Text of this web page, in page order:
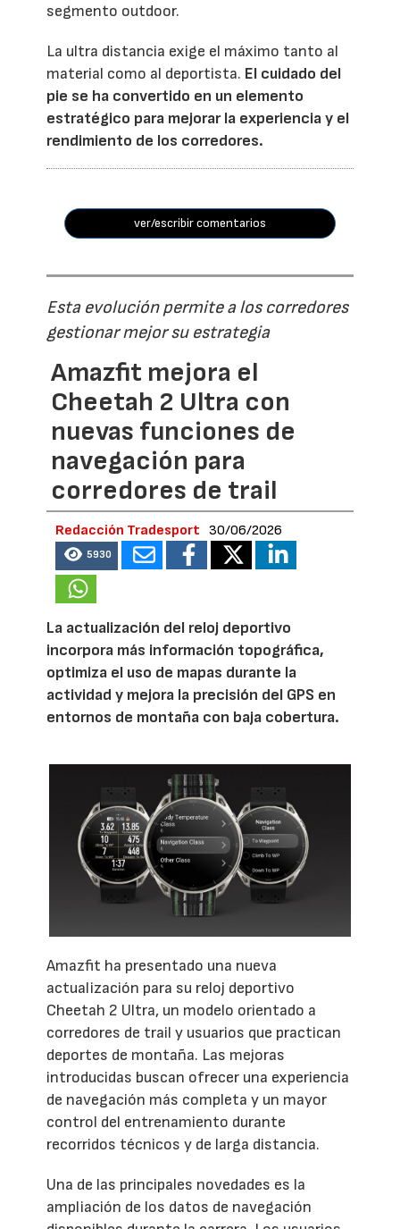
segmento outdoor.
La ultra distancia exige el máximo tanto al
material como al deportista. El cuidado del
pie se ha convertido en un elemento
estratégico para mejorar la experiencia y el
rendimiento de los corredores.
ver/escribir comentarios
Esta evolución permite a los corredores
gestionar mejor su estrategia
Amazfit mejora el
Cheetah 2 Ultra con
nuevas funciones de
navegación para
corredores de trail
Redacción Tradesport 30/06/2026
5930
La actualización del reloj deportivo
incorpora más información topográfica,
optimiza el uso de mapas durante la
actividad y mejora la precisión del GPS en
entornos de montaña con baja cobertura.
Amazfit ha presentado una nueva
actualización para su reloj deportivo
Cheetah 2 Ultra, un modelo orientado a
corredores de trail y usuarios que practican
deportes de montaña. Las mejoras
introducidas buscan ofrecer una experiencia
de navegación más completa y un mayor
control del entrenamiento durante
recorridos técnicos y de larga distancia.
Una de las principales novedades es la
ampliación de los datos de navegación